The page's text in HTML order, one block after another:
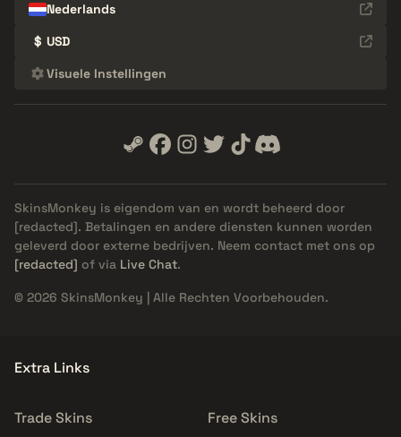
Nederlands
$ USD
Visuele Instellingen
SkinsMonkey is eigendom van en wordt beheerd door
[redacted]. Betalingen en andere diensten kunnen worden
geleverd door externe bedrijven. Neem contact met ons op
[redacted] of via Live Chat.
© 2026 SkinsMonkey | Alle Rechten Voorbehouden.
Extra Links
Trade Skins
Free Skins